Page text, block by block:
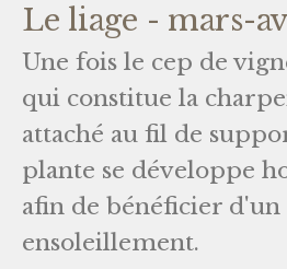
Le liage - mars-
Une fois le cep de
qui constitue la
attaché au fil de
plante se développe
afin de bénéficier
ensoleillement.